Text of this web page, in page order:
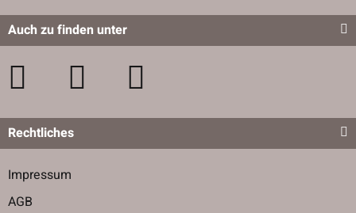
Auch zu finden unter
Rechtliches
Impressum
AGB